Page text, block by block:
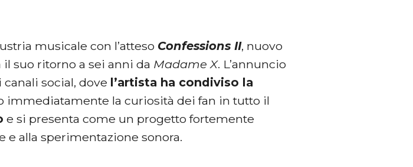
musicale con l’atteso Confessions II, nuovo
suo ritorno a sei anni da Madame X. L’annuncio
social, dove l’artista ha condiviso la
immediatamente la curiosità dei fan in tutto il
e si presenta come un progetto fortemente
alla sperimentazione sonora.